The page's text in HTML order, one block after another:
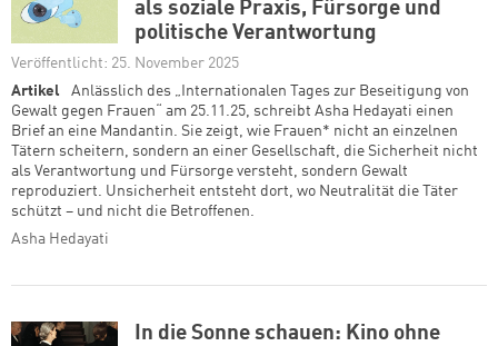
als soziale Praxis, Fürsorge und
politische Verantwortung
Veröffentlicht: 25. November 2025
Artikel
Anlässlich des „Internationalen Tages zur Beseitigung von
Gewalt gegen Frauen“ am 25.11.25, schreibt Asha Hedayati einen
Brief an eine Mandantin. Sie zeigt, wie Frauen* nicht an einzelnen
Tätern scheitern, sondern an einer Gesellschaft, die Sicherheit nicht
als Verantwortung und Fürsorge versteht, sondern Gewalt
reproduziert. Unsicherheit entsteht dort, wo Neutralität die Täter
schützt – und nicht die Betroffenen.
Asha Hedayati
In die Sonne schauen: Kino ohne